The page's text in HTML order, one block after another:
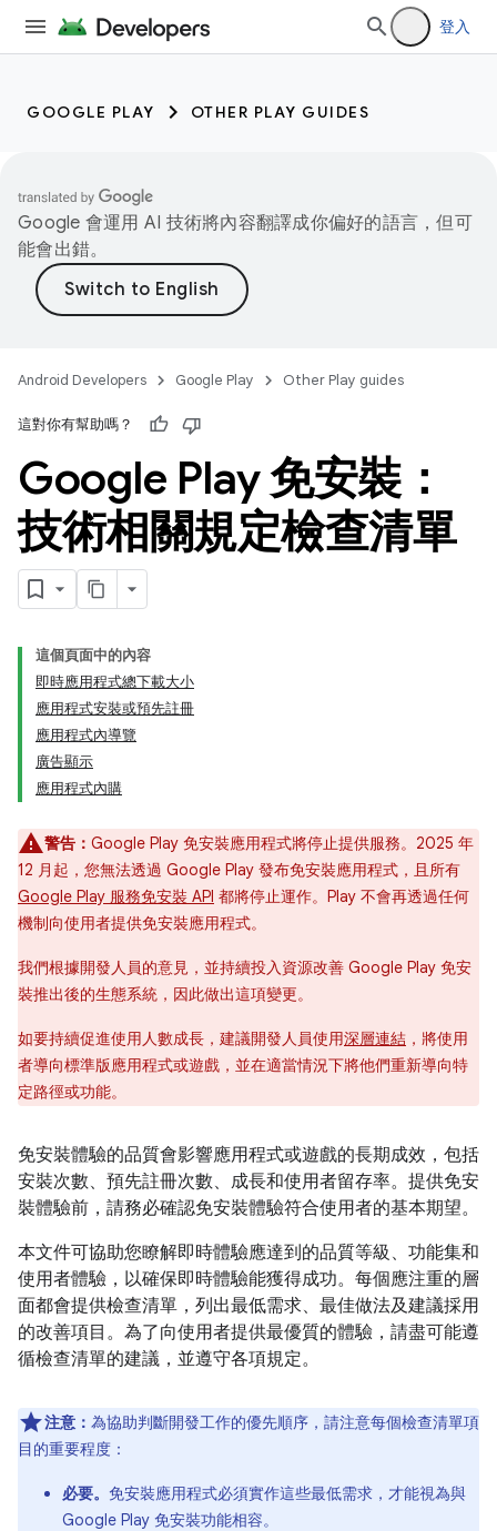
登入
GOOGLE PLAY OTHER PLAY GUIDES
Google 會運用 AI 技術將內容翻譯成你偏好的語言，但可
能會出錯。
Android Developers Google Play Other Play guides
這對你有幫助嗎？
Google Play 免安裝：
技術相關規定檢查清單
這個頁面中的內容
即時應用程式總下載大小
應用程式安裝或預先註冊
應用程式內導覽
廣告顯示
應用程式內購
警告： Google Play 免安裝應用程式將停止提供服務。2025 年
12 月起，您無法透過 Google Play 發布免安裝應用程式，且所有
Google Play 服務免安裝 API 都將停止運作。Play 不會再透過任何
機制向使用者提供免安裝應用程式。
我們根據開發人員的意見，並持續投入資源改善 Google Play 免安
裝推出後的生態系統，因此做出這項變更。
如要持續促進使用人數成長，建議開發人員使用深層連結 ，將使用
者導向標準版應用程式或遊戲，並在適當情況下將他們重新導向特
定路徑或功能。
免安裝體驗的品質會影響應用程式或遊戲的長期成效，包括
安裝次數、預先註冊次數、成長和使用者留存率。提供免安
裝體驗前，請務必確認免安裝體驗符合使用者的基本期望。
本文件可協助您瞭解即時體驗應達到的品質等級、功能集和
使用者體驗，以確保即時體驗能獲得成功。每個應注重的層
面都會提供檢查清單，列出最低需求、最佳做法及建議採用
的改善項目。為了向使用者提供最優質的體驗，請盡可能遵
循檢查清單的建議，並遵守各項規定。
注意： 為協助判斷開發工作的優先順序，請注意每個檢查清單項
目的重要程度：
必要。 免安裝應用程式必須實作這些最低需求，才能視為與
Google Play 免安裝功能相容。